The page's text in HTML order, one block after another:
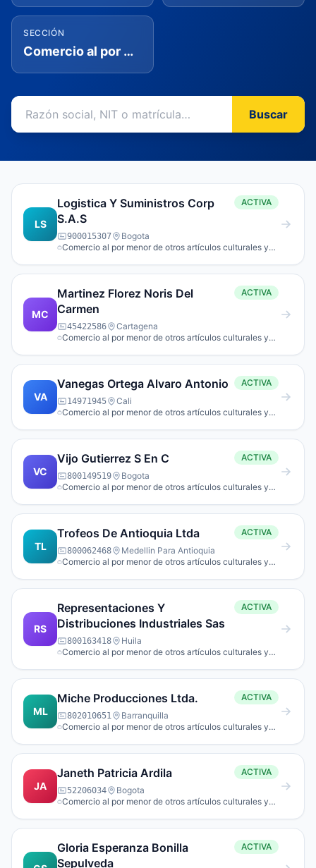
SECCIÓN
Comercio al por mayor y al por menor; reparación de vehículos automotores y motocicletas
Buscar
LS
Logistica Y Suministros Corp
S.A.S
ACTIVA
900015307
Bogota
Comercio al por menor de otros artículos culturales y
MC
Martinez Florez Noris Del
Carmen
ACTIVA
45422586
Cartagena
Comercio al por menor de otros artículos culturales y
VA
Vanegas Ortega Alvaro Antonio ACTIVA
14971945
Cali
Comercio al por menor de otros artículos culturales y
VC
Vijo Gutierrez S En C ACTIVA
800149519
Bogota
Comercio al por menor de otros artículos culturales y
TL
Trofeos De Antioquia Ltda ACTIVA
800062468
Medellin Para Antioquia
Comercio al por menor de otros artículos culturales y
RS
Representaciones Y
Distribuciones Industriales Sas
ACTIVA
800163418
Huila
Comercio al por menor de otros artículos culturales y
ML
Miche Producciones Ltda. ACTIVA
802010651
Barranquilla
Comercio al por menor de otros artículos culturales y
JA
Janeth Patricia Ardila ACTIVA
52206034
Bogota
Comercio al por menor de otros artículos culturales y
Gloria Esperanza Bonilla
Sepulveda
ACTIVA